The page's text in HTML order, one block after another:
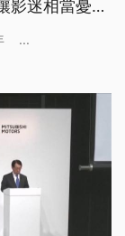
影迷相當憂
...